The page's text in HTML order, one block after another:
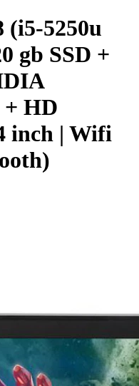
(i5-5250u
gb SSD +
HD
inch | Wifi